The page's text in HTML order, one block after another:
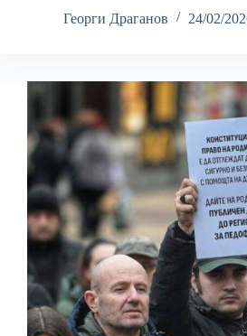
Георги Драганов
24/02/